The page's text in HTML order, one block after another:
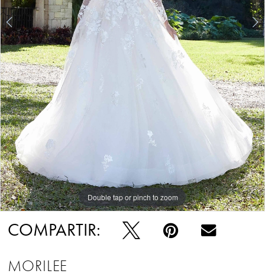
Double tap or pinch to zoom
Double tap or pinch to zoom
Double tap or pinch to zoom
COMPARTIR:
MORILEE